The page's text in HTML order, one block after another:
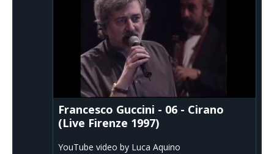
Francesco Guccini - 06 - Cirano
(Live Firenze 1997)
YouTube video by Luca Aquino